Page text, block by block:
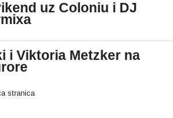
uz Coloniu i DJ
i Viktoria Metzker na
stranica